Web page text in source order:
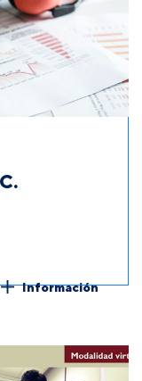
Información